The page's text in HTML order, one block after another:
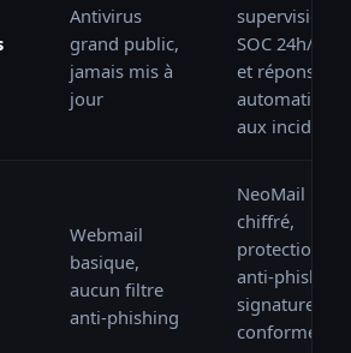
Antivirus
grand public,
jamais mis à
jour
supervision
SOC 24h/24
et réponse
automatique
aux incidents
Webmail
basique,
aucun filtre
anti-phishing
NeoMail
chiffré,
protection
anti-phishing,
signatures
conformes